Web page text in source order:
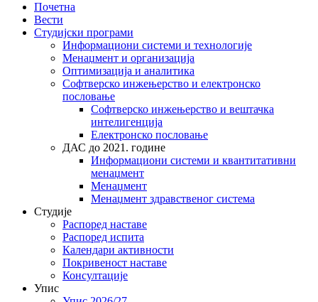
Почетна
Вести
Студијски програми
Информациони системи и технологије
Менаџмент и организација
Оптимизација и аналитика
Софтверско инжењерство и електронско
пословање
Софтверско инжењерство и вештачка
интелигенција
Електронско пословање
ДАС до 2021. године
Информациони системи и квантитативни
менаџмент
Менаџмент
Менаџмент здравственог система
Студије
Распоред наставе
Распоред испита
Календари активности
Покривеност наставе
Консултације
Упис